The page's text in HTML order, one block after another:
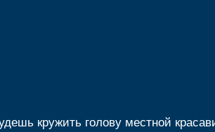
кружить голову местной